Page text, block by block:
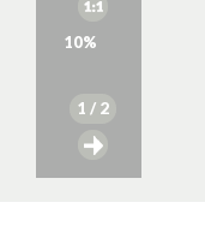
10%
1 / 2